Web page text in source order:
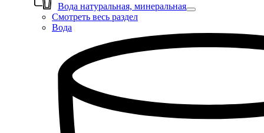
Вода натуральная, минеральная
Смотреть весь раздел
Вода